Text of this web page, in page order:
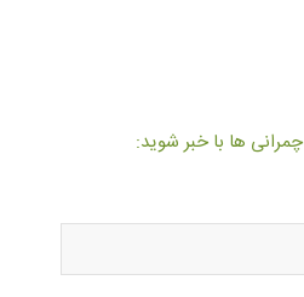
ها با خبر شوید: